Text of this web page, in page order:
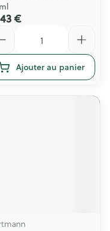
€
Ajouter au panier